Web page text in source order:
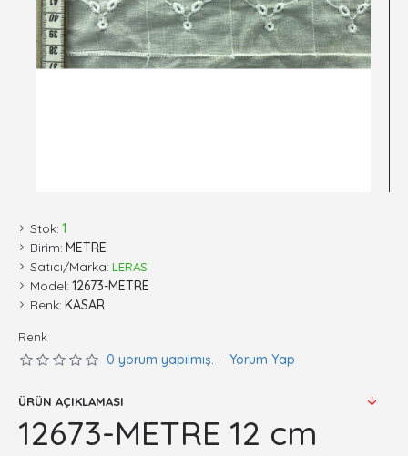
Stok: 1
Birim: METRE
Satıcı/Marka: LERAS
Model: 12673-METRE
Renk: KASAR
Renk
0 yorum yapılmış. - Yorum Yap
ÜRÜN AÇIKLAMASI
12673-METRE 12 cm